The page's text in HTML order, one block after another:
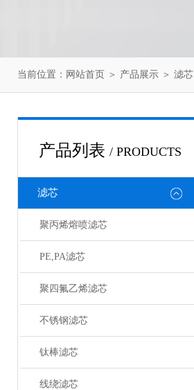
当前位置： 网站首页 ＞ 产品展示 ＞ 滤芯
产品列表 / PRODUCTS
滤芯
聚丙烯熔喷滤芯
PE,PA滤芯
聚四氟乙烯滤芯
不锈钢滤芯
钛棒滤芯
线绕滤芯